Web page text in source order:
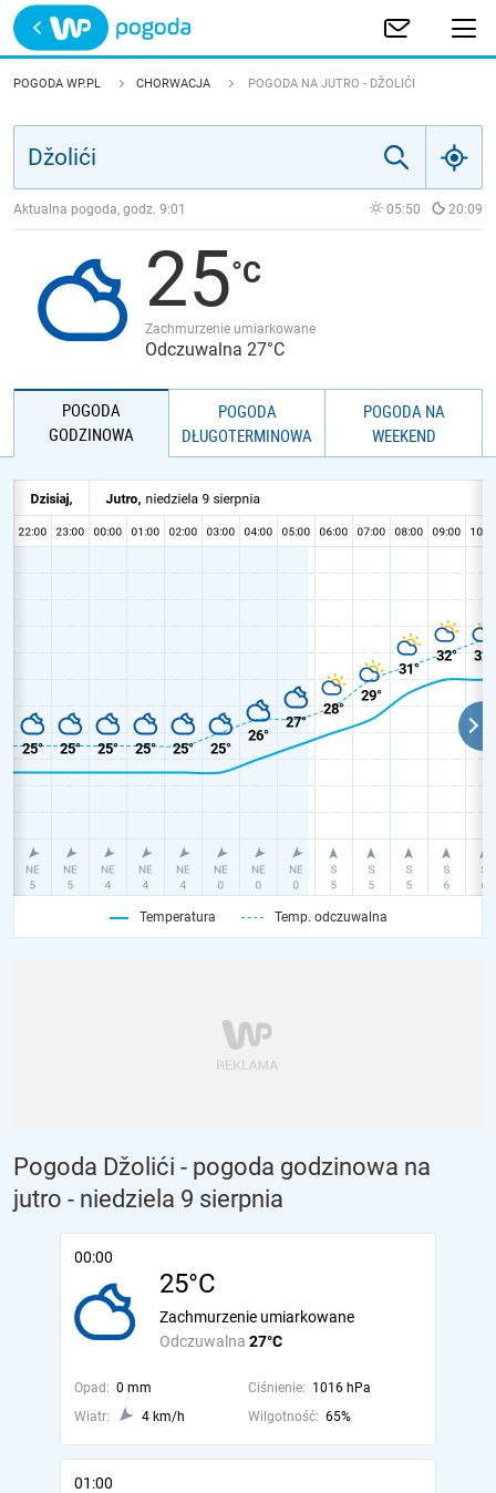
Trwa ładowanie
POLSKA
JAKOŚĆ POWIETRZA
POGODA WP.PL CHORWACJA POGODA NA JUTRO - DŽOLIĆI
Aktualna pogoda, godz. 9:01 05:50 20:09
25
Zachmurzenie umiarkowane
Odczuwalna 27°C
POGODA
GODZINOWA
POGODA
DŁUGOTERMINOWA
POGODA NA
WEEKEND
Temperatura Temp. odczuwalna
Pogoda Džolići - pogoda godzinowa na
jutro - niedziela 9 sierpnia
00:00
25°C
Odczuwalna 27°C
Zachmurzenie umiarkowane
Opad: 0 mm Ciśnienie: 1016 hPa
Wiatr:
4 km/h Wilgotność: 65%
01:00